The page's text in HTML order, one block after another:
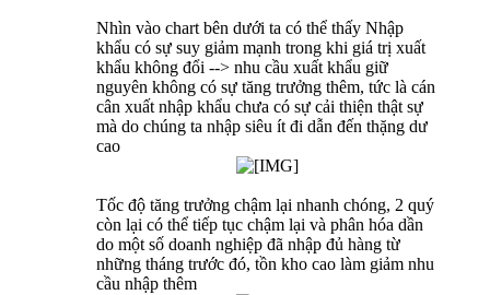
Nhìn vào chart bên dưới ta có thể thấy Nhập
khẩu có sự suy giảm mạnh trong khi giá trị xuất
khẩu không đổi --> nhu cầu xuất khẩu giữ
nguyên không có sự tăng trưởng thêm, tức là cán
cân xuất nhập khẩu chưa có sự cải thiện thật sự
mà do chúng ta nhập siêu ít đi dẫn đến thặng dư
cao
Tốc độ tăng trưởng chậm lại nhanh chóng, 2 quý
còn lại có thể tiếp tục chậm lại và phân hóa dần
do một số doanh nghiệp đã nhập đủ hàng từ
những tháng trước đó, tồn kho cao làm giảm nhu
cầu nhập thêm